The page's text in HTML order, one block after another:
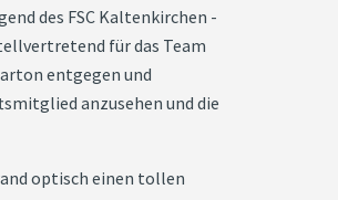
des FSC Kaltenkirchen -
für das Team
entgegen und
anzusehen und die
optisch einen tollen